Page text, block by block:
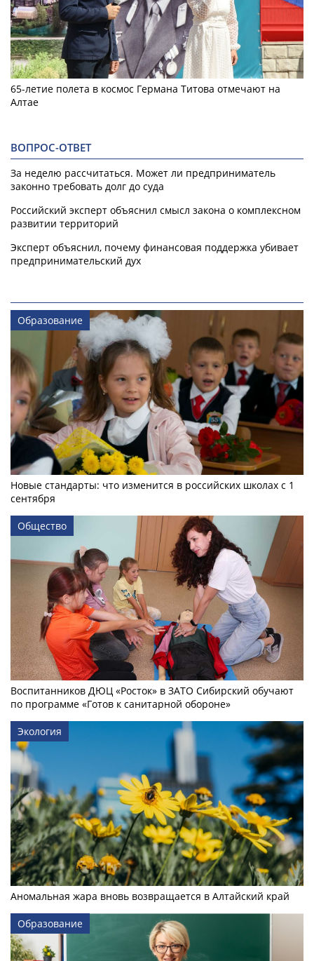
65-летие полета в космос Германа Титова отмечают на
Алтае
ВОПРОС-ОТВЕТ
За неделю рассчитаться. Может ли предприниматель
законно требовать долг до суда
Российский эксперт объяснил смысл закона о комплексном
развитии территорий
Эксперт объяснил, почему финансовая поддержка убивает
предпринимательский дух
Образование
Новые стандарты: что изменится в российских школах с 1
сентября
Общество
Воспитанников ДЮЦ «Росток» в ЗАТО Сибирский обучают
по программе «Готов к санитарной обороне»
Экология
Аномальная жара вновь возвращается в Алтайский край
Образование